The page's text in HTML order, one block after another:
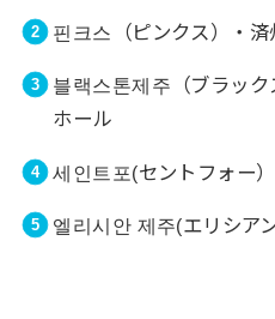
핀크스（ピンクス）・
블랙스톤제주（ブラッ
ホール
세인트포(セントフォー
엘리시안 제주(エリシア